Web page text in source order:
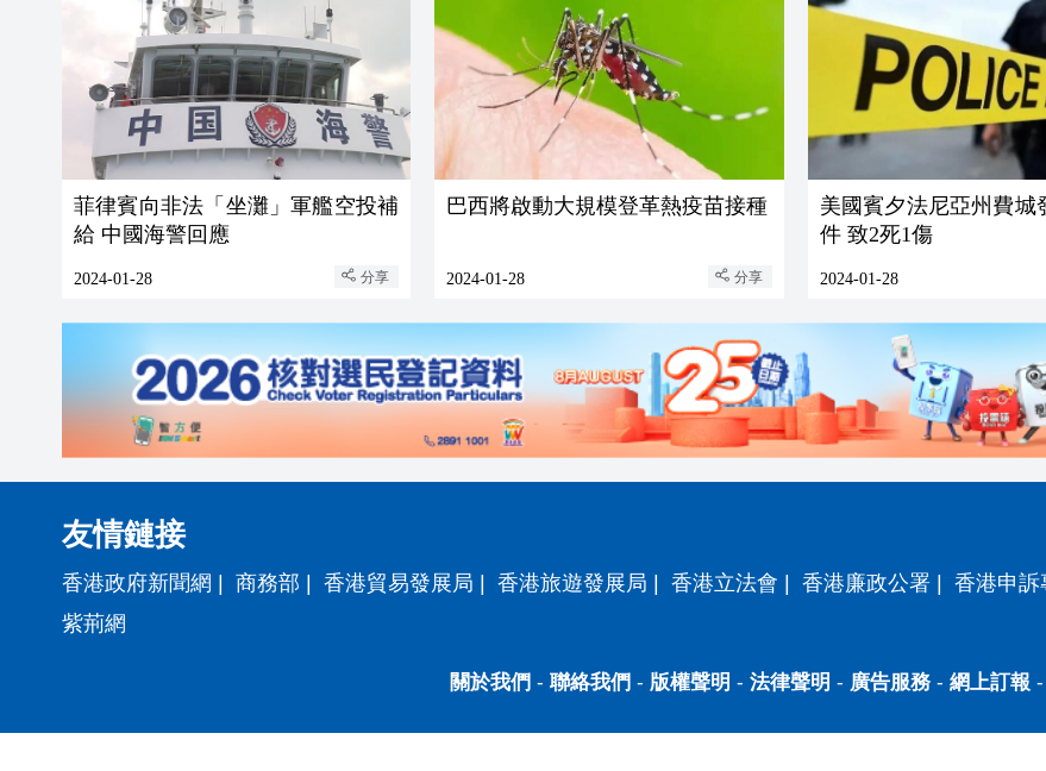
菲律賓向非法「坐灘」軍艦空投補
給 中國海警回應
2024-01-28 分享
巴西將啟動大規模登革熱疫苗接種
2024-01-28 分享
美國賓夕法尼亞州費城
件 致2死1傷
2024-01-28
友情鏈接
香港政府新聞網 | 商務部 | 香港貿易發展局 | 香港旅遊發展局 | 香港立法會 | 香港廉政公署 | 香港申訴
紫荊網
關於我們 - 聯絡我們 - 版權聲明 - 法律聲明 - 廣告服務- 網上訂報 -